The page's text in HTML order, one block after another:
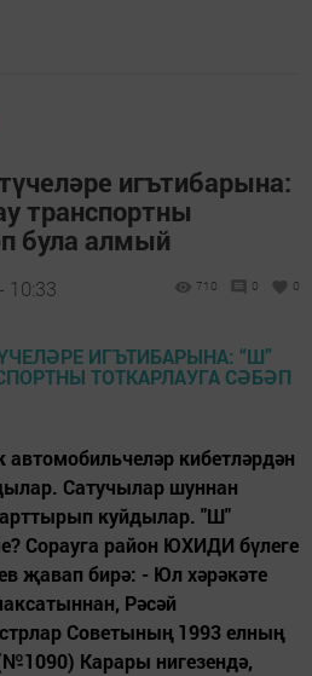
игътибарына:
транспортны
була алмый
10:33 710 0 0
кибетләрдән
Сатучылар шуннан
куйдылар. "Ш"
Сорауга район ЮХИДИ бүлеге
җавап бирә: - Юл хәрәкәте
Рәсәй
Советының 1993 елның
Карары нигезендә,